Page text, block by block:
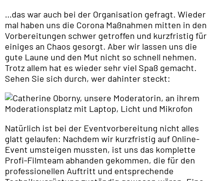
…das war auch bei der Organisation gefragt. Wieder
mal haben uns die Corona Maßnahmen mitten in den
Vorbereitungen schwer getroffen und kurzfristig für
einiges an Chaos gesorgt. Aber wir lassen uns die
gute Laune und den Mut nicht so schnell nehmen.
Trotz allem hat es wieder sehr viel Spaß gemacht.
Sehen Sie sich durch, wer dahinter steckt:
Natürlich ist bei der Eventvorbereitung nicht alles
glatt gelaufen: Nachdem wir kurzfristig auf Online-
Event umsteigen mussten, ist uns das komplette
Profi-Filmteam abhanden gekommen, die für den
professionellen Auftritt und entsprechende